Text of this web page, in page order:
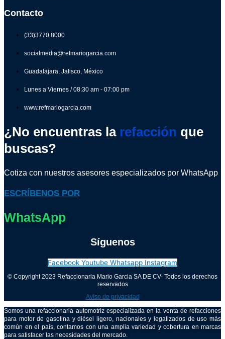
Contacto
(33)3770 8000
socialmedia@refmariogarcia.com
Guadalajara, Jalisco, México
Lunes a Viernes / 08:30 am - 07:00 pm
www.refmariogarcia.com
¿No encuentras la refacción que
buscas?
Cotiza con nuestros asesores especializados por WhatsApp
ESCRÍBENOS POR
WhatsApp
Síguenos
Facebook Youtube Whatsapp Instagram
© Copyright 2023 Refaccionaria Mario Garcia SA DE CV- Todos los derechos
reservados
Aviso de privacidad
Somos una refaccionaria automotriz especializada en la venta de refacciones
para motor de gasolina y diésel ligero, nacionales y legalizados de uso más
común en el país, contamos con una amplia variedad y cobertura en marcas
para satisfacer las necesidades del mercado.